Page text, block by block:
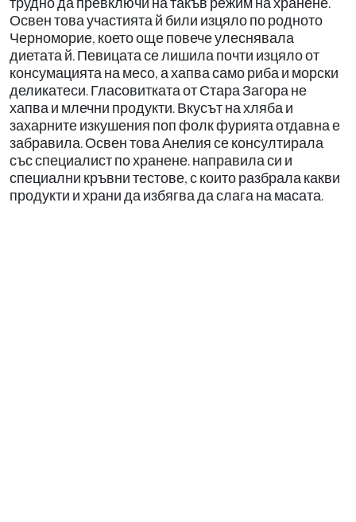
Освен това участията й били изцяло по родното
Черноморие, което още повече улеснявала
диетата й. Певицата се лишила почти изцяло от
консумацията на месо, а хапва само риба и морски
деликатеси. Гласовитката от Стара Загора не
хапва и млечни продукти. Вкусът на хляба и
захарните изкушения поп фолк фурията отдавна е
забравила. Освен това Анелия се консултирала
със специалист по хранене. направила си и
специални кръвни тестове, с които разбрала какви
продукти и храни да избягва да слага на масата.